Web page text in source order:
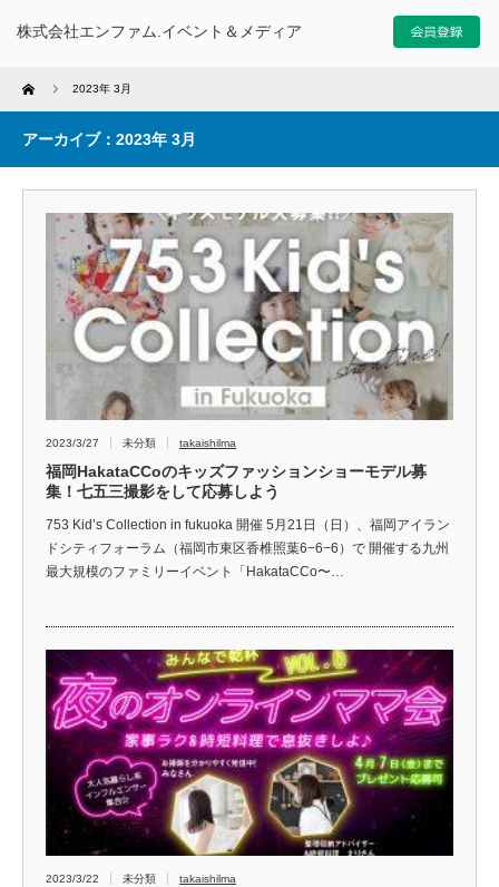
株式会社エンファム.イベント＆メディア
Home 2023年 3月
アーカイブ：2023年 3月
2023/3/27 未分類 takaishilma
福岡HakataCCoのキッズファッションショーモデル募
集！七五三撮影をして応募しよう
753 Kid’s Collection in fukuoka 開催 5月21日（日）、福岡アイラン
ドシティフォーラム（福岡市東区香椎照葉6−6−6）で 開催する九州
最大規模のファミリーイベント「HakataCCo〜…
2023/3/22 未分類 takaishilma